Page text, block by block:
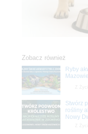
Zobacz również
Ryby
Stwórz
rośliny
Nowy